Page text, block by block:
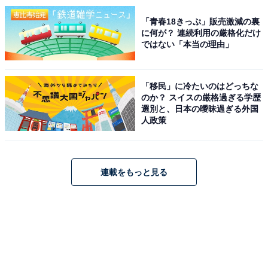
「青春18きっぷ」販売激減の裏
に何が？ 連続利用の厳格化だけ
ではない「本当の理由」
「移民」に冷たいのはどっちな
のか？ スイスの厳格過ぎる学歴
選別と、日本の曖昧過ぎる外国
人政策
連載をもっと見る